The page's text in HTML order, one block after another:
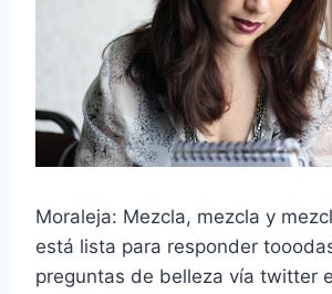
Moraleja: Mezcla, mezcla y
está lista para responder
preguntas de belleza vía twitter